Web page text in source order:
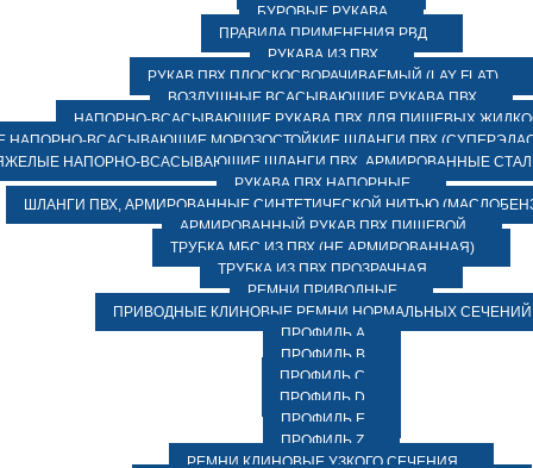
БУРОВЫЕ РУКАВА
ПРАВИЛА ПРИМЕНЕНИЯ РВД
РУКАВА ИЗ ПВХ
РУКАВ ПВХ ПЛОСКОСВОРАЧИВАЕМЫЙ (LAY FLAT)
ВОЗДУШНЫЕ ВСАСЫВАЮЩИЕ РУКАВА ПВХ
НАПОРНО-ВСАСЫВАЮЩИЕ РУКАВА ПВХ ДЛЯ ПИЩЕВЫХ
НАПОРНО-ВСАСЫВАЮЩИЕ МОРОЗОСТОЙКИЕ ШЛАНГИ ПВХ
НАПОРНО-ВСАСЫВАЮЩИЕ ШЛАНГИ ПВХ, АРМИРОВАННЫЕ
РУКАВА ПВХ НАПОРНЫЕ
ШЛАНГИ ПВХ, АРМИРОВАННЫЕ СИНТЕТИЧЕСКОЙ НИТЬЮ
АРМИРОВАННЫЙ РУКАВ ПВХ ПИЩЕВОЙ
ТРУБКА МБС ИЗ ПВХ (НЕ АРМИРОВАННАЯ)
ТРУБКА ИЗ ПВХ ПРОЗРАЧНАЯ
РЕМНИ ПРИВОДНЫЕ
ПРИВОДНЫЕ КЛИНОВЫЕ РЕМНИ НОРМАЛЬНЫХ СЕЧЕНИЙ
ПРОФИЛЬ A
ПРОФИЛЬ B
ПРОФИЛЬ C
ПРОФИЛЬ D
ПРОФИЛЬ E
ПРОФИЛЬ Z
РЕМНИ КЛИНОВЫЕ УЗКОГО СЕЧЕНИЯ